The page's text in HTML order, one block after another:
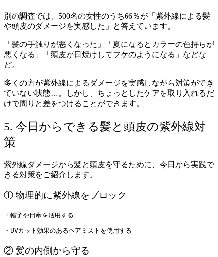
別の調査では、500名の女性のうち66％が「紫外線による髪
や頭皮のダメージを実感した」と答えています。
「髪の手触りが悪くなった」
「夏になるとカラーの色持ちが
悪くなる」
「頭皮が日焼けしてフケのようになる」などな
ど。
多くの方が紫外線によるダメージを実感しながら対策ができ
ていない状態…。しかし、ちょっとしたケアを取り入れるだ
けで周りと差をつけることができます。
5. 今日からできる髪と頭皮の紫外線対
策
紫外線ダメージから髪と頭皮を守るために、今日から実践で
きる対策をご紹介します。
① 物理的に紫外線をブロック
・帽子や日傘を活用する
・UVカット効果のあるヘアミストを使用する
② 髪の内側から守る